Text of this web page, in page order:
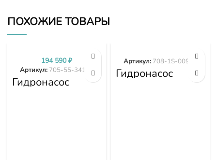
ПОХОЖИЕ ТОВАРЫ
Гидронасос
Komatsu WA380-
Артикул: 705-55-34190
194 590₽
Гидронасос
вентилятора
Артикул: 708-1S-00970